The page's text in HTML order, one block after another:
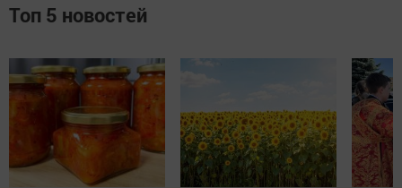
Топ 5 новостей